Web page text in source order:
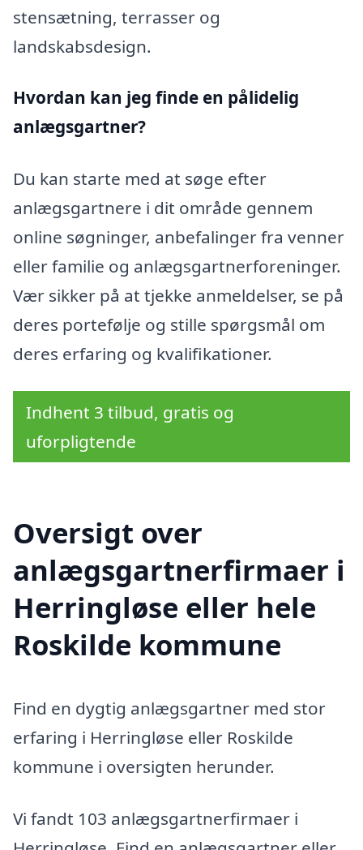
stensætning, terrasser og
landskabsdesign.
Hvordan kan jeg finde en pålidelig
anlægsgartner?
Du kan starte med at søge efter
anlægsgartnere i dit område gennem
online søgninger, anbefalinger fra venner
eller familie og anlægsgartnerforeninger.
Vær sikker på at tjekke anmeldelser, se på
deres portefølje og stille spørgsmål om
deres erfaring og kvalifikationer.
Indhent 3 tilbud, gratis og
uforpligtende
Oversigt over
anlægsgartnerfirmaer i
Herringløse eller hele
Roskilde kommune
Find en dygtig anlægsgartner med stor
erfaring i Herringløse eller Roskilde
kommune i oversigten herunder.
Vi fandt 103 anlægsgartnerfirmaer i